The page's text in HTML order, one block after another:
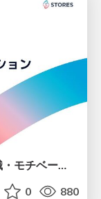
RubyKaigi で得た課題解決法・美意識・モチベーション
0 880